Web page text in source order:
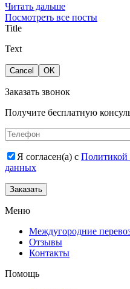
Читать дальше
Посмотреть все посты
Title
Text
Cancel OK
Заказать звонок
Получите бесплатную
Я согласен(а) с Политикой
данных
Заказать
Меню
Междугородние
Отзывы
Контакты
Помощь